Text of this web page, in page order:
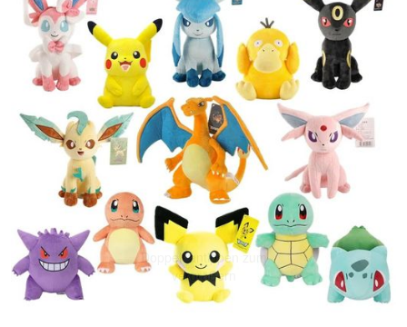
Doppelt antippen zum
vergrößern